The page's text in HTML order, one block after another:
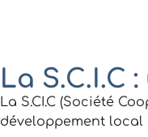
La
La S.CI.C (Société
développement